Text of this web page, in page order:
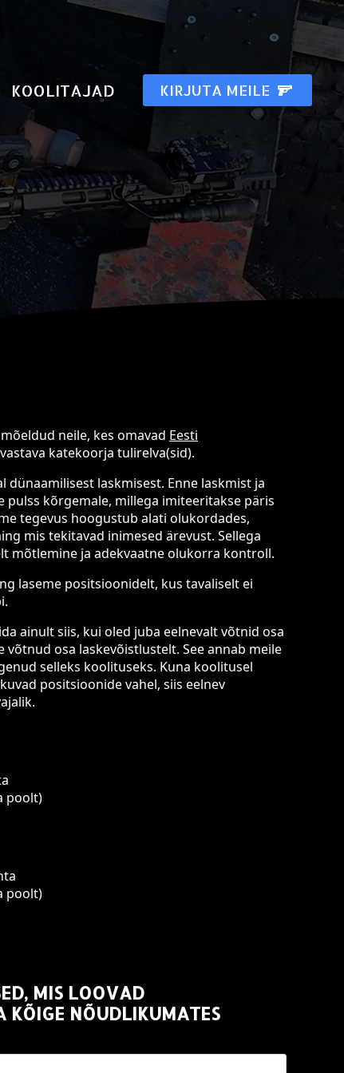
KOOLITAJAD KIRJUTA MEILE
neile, kes omavad Eesti
katekoorja tulirelva(sid).
laskmisest. Enne laskmist ja
pulss kõrgemale, millega imiteeritakse päris
tegevus hoogustub alati olukordades,
mis tekitavad inimesed ärevust. Sellega
mõtlemine ja adekvaatne olukorra kontroll.
laseme positsioonidelt, kus tavaliselt ei
ainult siis, kui oled juba eelnevalt võtnid osa
võtnud osa laskevõistlustelt. See annab meile
selleks koolituseks. Kuna koolitusel
positsioonide vahel, siis eelnev
poolt)
poolt)
MIS LOOVAD
KÕIGE NÕUDLIKUMATES